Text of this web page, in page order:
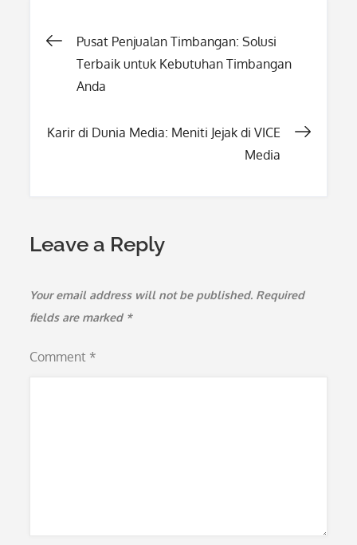
Post
navigation
Pusat Penjualan Timbangan: Solusi
Terbaik untuk Kebutuhan Timbangan
Anda
Karir di Dunia Media: Meniti Jejak di VICE
Media
Leave a Reply
Your email address will not be published. Required
fields are marked *
Comment *